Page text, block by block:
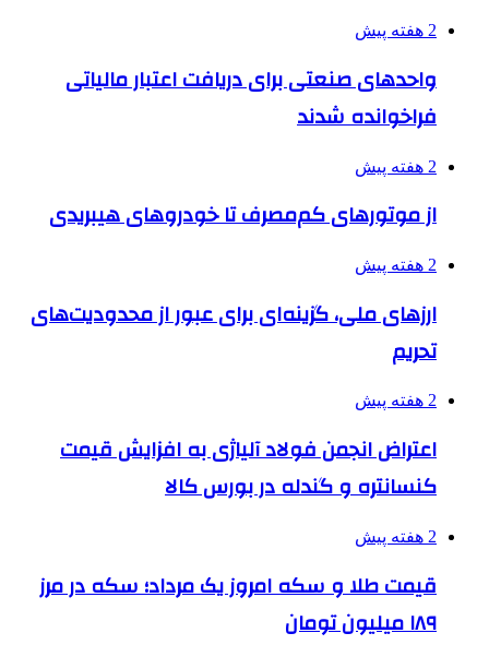
2 هفته پیش
واحدهای صنعتی برای دریافت اعتبار مالیاتی
فراخوانده شدند
2 هفته پیش
از موتورهای کم‌مصرف تا خودروهای هیبریدی
2 هفته پیش
ارزهای ملی، گزینه‌ای برای عبور از محدودیت‌های
تحریم
2 هفته پیش
اعتراض انجمن فولاد آلیاژی به افزایش قیمت
کنسانتره و گندله در بورس کالا
2 هفته پیش
قیمت طلا و سکه امروز یک مرداد؛ سکه در مرز
۱۸۹ میلیون تومان